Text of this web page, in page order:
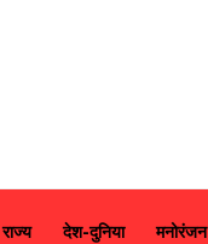
राज्य देश-दुनिया मनोरंजन